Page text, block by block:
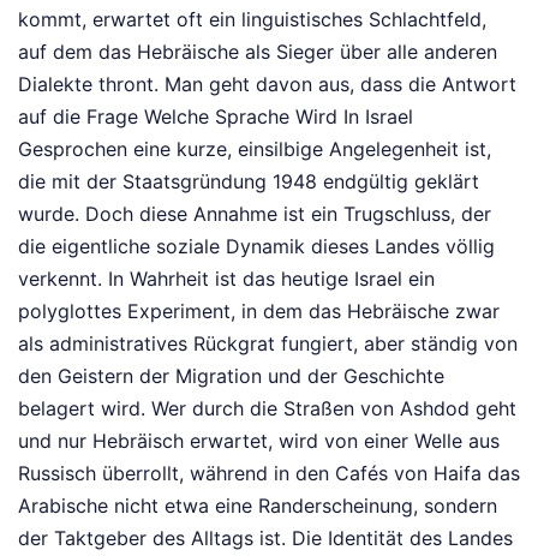
kommt, erwartet oft ein linguistisches Schlachtfeld,
auf dem das Hebräische als Sieger über alle anderen
Dialekte thront. Man geht davon aus, dass die Antwort
auf die Frage Welche Sprache Wird In Israel
Gesprochen eine kurze, einsilbige Angelegenheit ist,
die mit der Staatsgründung 1948 endgültig geklärt
wurde. Doch diese Annahme ist ein Trugschluss, der
die eigentliche soziale Dynamik dieses Landes völlig
verkennt. In Wahrheit ist das heutige Israel ein
polyglottes Experiment, in dem das Hebräische zwar
als administratives Rückgrat fungiert, aber ständig von
den Geistern der Migration und der Geschichte
belagert wird. Wer durch die Straßen von Ashdod geht
und nur Hebräisch erwartet, wird von einer Welle aus
Russisch überrollt, während in den Cafés von Haifa das
Arabische nicht etwa eine Randerscheinung, sondern
der Taktgeber des Alltags ist. Die Identität des Landes